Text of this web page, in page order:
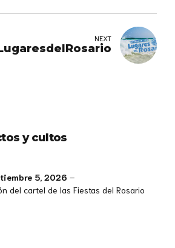
NEXT
y cultos
5, 2026 –
del cartel de las Fiestas del Rosario